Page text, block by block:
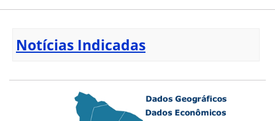
Notícias Indicadas